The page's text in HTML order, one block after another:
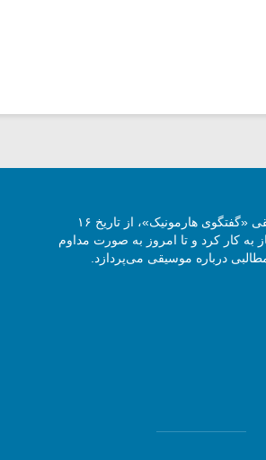
مجله آنلاین موسیقی «گفتگوی هارمونیک»، از تاریخ ۱۶
۱۳۸۳ آغاز به کار کرد و تا امروز به صورت مداوم
درباره موسیقی می‌پردازد.